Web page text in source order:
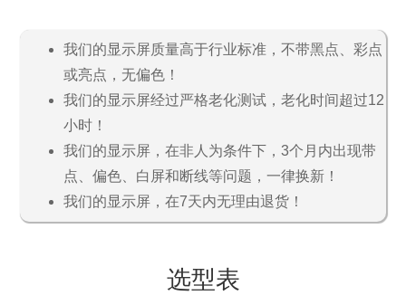
我们的显示屏质量高于行业标准，不带黑点、彩点
或亮点，无偏色！
我们的显示屏经过严格老化测试，老化时间超过12
小时！
我们的显示屏，在非人为条件下，3个月内出现带
点、偏色、白屏和断线等问题，一律换新！
我们的显示屏，在7天内无理由退货！
选型表